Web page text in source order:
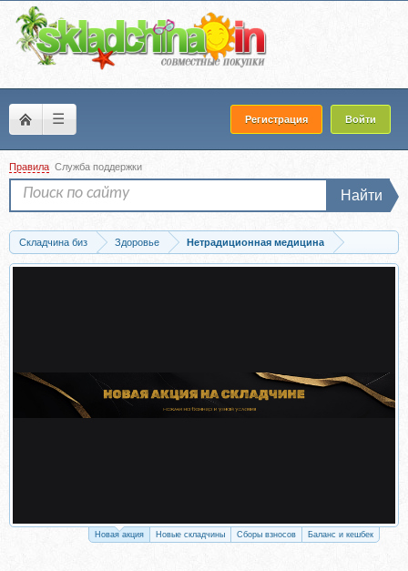
☰ Регистрация Войти
Правила Служба поддержки
Найти
Складчина биз Здоровье
Нетрадиционная медицина
Скачать Наука исцеления от хронических заболеваний (Борис Увайдов)
Новая акция Новые складчины Сборы взносов Баланс и кешбек